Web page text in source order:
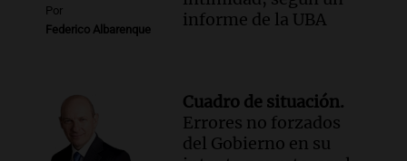
Por
Federico Albarenque
informe de la UBA
Cuadro de situación.
Errores no forzados
del Gobierno en su